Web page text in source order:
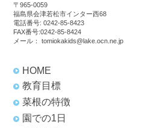
〒965-0059
福島県会津若松市インター西68
電話番号:0242-85-8423
FAX番号:0242-85-8424
メール：tomiokakids@lake.ocn.ne.jp
HOME
教育目標
菜根の特徴
園での1日